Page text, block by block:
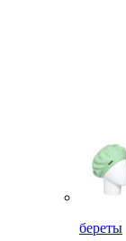
береты